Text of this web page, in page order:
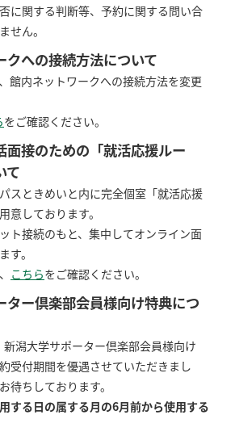
に関する判断等、予約に関する問い合
せん。
クへの接続方法について
館内ネットワークへの接続方法を変更
をご確認ください。
面接のための「就活応援ルー
て
スときめいと内に完全個室「就活応援
意しております。
ト接続のもと、集中してオンライン面
す。
こちらをご確認ください。
ター倶楽部会員様向け特典につ
潟大学サポーター倶楽部会員様向け
受付期間を優遇させていただきまし
待ちしております。
る日の属する月の6月前から使用する